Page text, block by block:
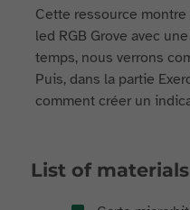
Cette ressource
led RGB Grove avec
temps, nous verrons
Puis, dans la partie
comment créer un
List of